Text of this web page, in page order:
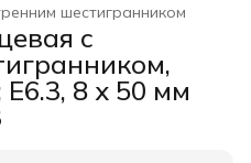
шестигранником
с
8 x 50 мм